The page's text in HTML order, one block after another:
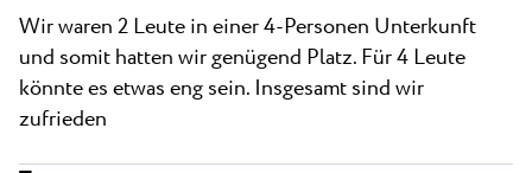
Wir waren 2 Leute in einer 4-Personen Unterkunft
und somit hatten wir genügend Platz. Für 4 Leute
könnte es etwas eng sein. Insgesamt sind wir
zufrieden